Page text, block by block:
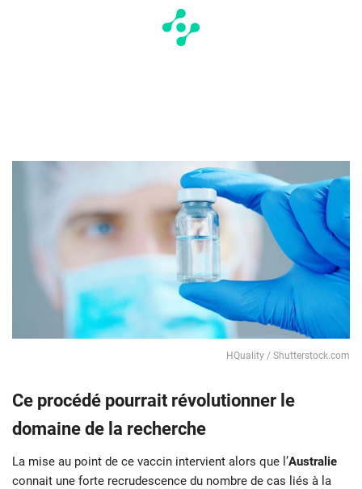
HQuality / Shutterstock.com
Ce procédé pourrait révolutionner le
domaine de la recherche
La mise au point de ce vaccin intervient alors que l’Australie
connait une forte recrudescence du nombre de cas liés à la